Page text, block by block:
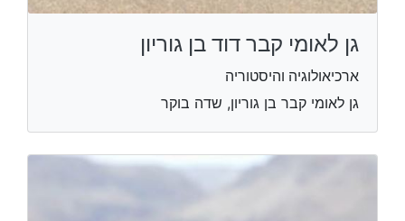
גן לאומי קבר דוד בן גוריון
ארכיאולוגיה והיסטוריה
גן לאומי קבר בן גוריון, שדה בוקר